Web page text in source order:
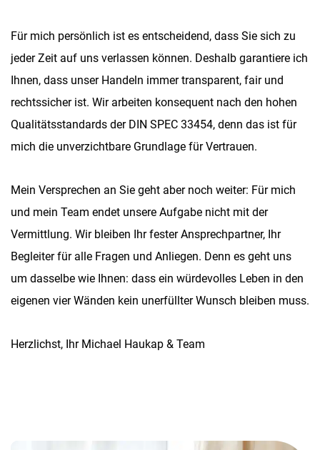
Für mich persönlich ist es entscheidend, dass Sie sich zu
jeder Zeit auf uns verlassen können. Deshalb garantiere ich
Ihnen, dass unser Handeln immer transparent, fair und
rechtssicher ist. Wir arbeiten konsequent nach den hohen
Qualitätsstandards der DIN SPEC 33454, denn das ist für
mich die unverzichtbare Grundlage für Vertrauen.
Mein Versprechen an Sie geht aber noch weiter: Für mich
und mein Team endet unsere Aufgabe nicht mit der
Vermittlung. Wir bleiben Ihr fester Ansprechpartner, Ihr
Begleiter für alle Fragen und Anliegen. Denn es geht uns
um dasselbe wie Ihnen: dass ein würdevolles Leben in den
eigenen vier Wänden kein unerfüllter Wunsch bleiben muss.
Herzlichst, Ihr Michael Haukap & Team